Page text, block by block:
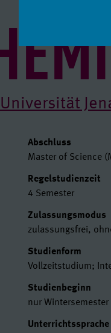
Basisdaten
Abschluss
Master of Science
Regelstudienzeit
4 Semester
Zulassungsmodus
zulassungsfrei,
Studienform
Vollzeitstudium;
Studienbeginn
nur Wintersemester
Unterrichtssprache